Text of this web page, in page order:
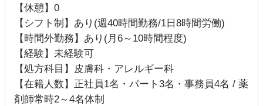
【休憩】0
【シフト制】あり(週40時間勤務/1日8時間労働)
【時間外勤務】あり(月6～10時間程度)
【経験】未経験可
【処方科目】皮膚科・アレルギー科
【在籍人数】正社員1名・パート3名・事務員4名 / 薬
剤師常時2～4名体制